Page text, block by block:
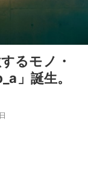
るモノ・
」誕生。